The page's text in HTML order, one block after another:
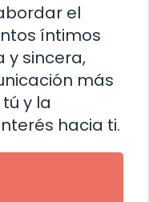
el
íntimos
y sincera,
más
y la
hacia ti.